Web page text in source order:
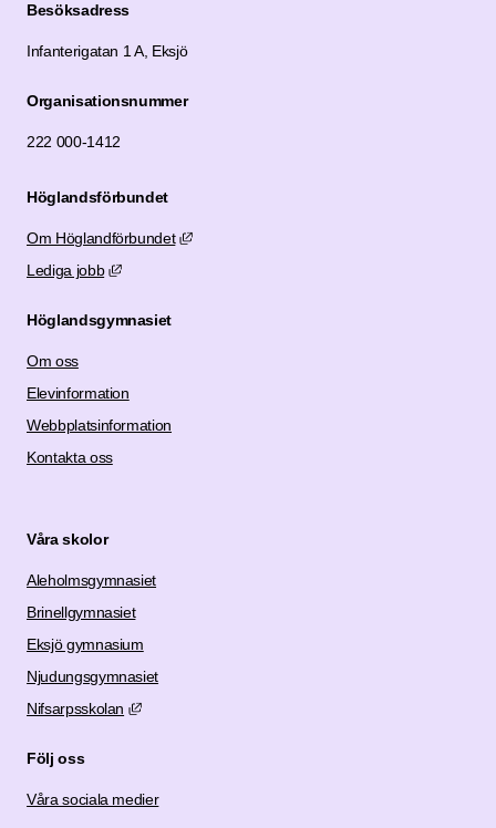
Besöksadress
Infanterigatan 1 A, Eksjö
Organisationsnummer
222 000-1412
Höglandsförbundet
Om Höglandförbundet
Länk till annan webbplats, öppnas i nytt
Lediga jobb
Länk till annan webbplats, öppnas i nytt fönster.
Höglandsgymnasiet
Om oss
Elevinformation
Webbplatsinformation
Kontakta oss
Våra skolor
Aleholmsgymnasiet
Brinellgymnasiet
Eksjö gymnasium
Njudungsgymnasiet
Nifsarpsskolan
Länk till annan webbplats, öppnas i nytt fönster.
Följ oss
Våra sociala medier